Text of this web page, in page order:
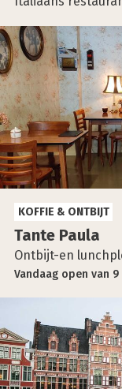
Tan­te Pau­la
Ontbijt-en
KOFFIE & ONTBIJT
Vandaag open van 9